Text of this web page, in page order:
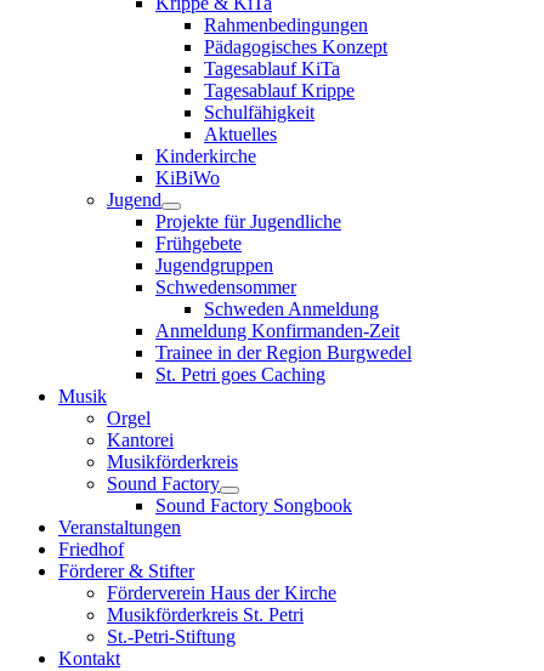
Rahmenbedingungen
Pädagogisches Konzept
Tagesablauf KiTa
Tagesablauf Krippe
Schulfähigkeit
Aktuelles
Kinderkirche
KiBiWo
Jugend
Projekte für Jugendliche
Frühgebete
Jugendgruppen
Schwedensommer
Schweden Anmeldung
Anmeldung Konfirmanden-Zeit
Trainee in der Region Burgwedel
St. Petri goes Caching
Musik
Orgel
Kantorei
Musikförderkreis
Sound Factory
Sound Factory Songbook
Veranstaltungen
Friedhof
Förderer & Stifter
Förderverein Haus der Kirche
Musikförderkreis St. Petri
St.-Petri-Stiftung
Kontakt